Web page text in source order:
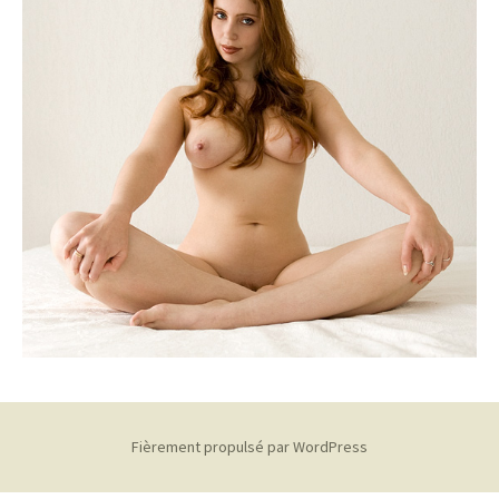
Fièrement propulsé par WordPress